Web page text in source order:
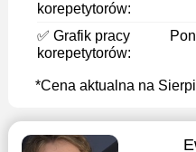
korepetytorów:
✅ Grafik pracy
korepetytorów:
*Cena aktualna na